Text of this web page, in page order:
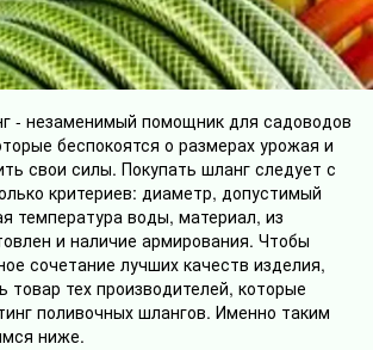
- незаменимый помощник для садоводов
беспокоятся о размерах урожая и
свои силы. Покупать шланг следует с
критериев: диаметр, допустимый
температура воды, материал, из
и наличие армирования. Чтобы
сочетание лучших качеств изделия,
товар тех производителей, которые
поливочных шлангов. Именно таким
ниже.